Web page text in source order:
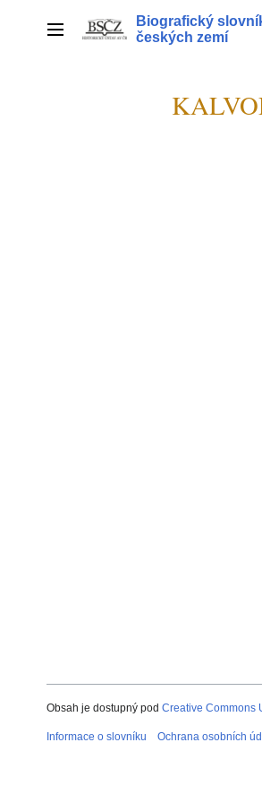
Hlavní menu
Biografický
českých zemí
Obsah je dostupný pod Creative Commons
Informace o slovníku Ochrana osobních